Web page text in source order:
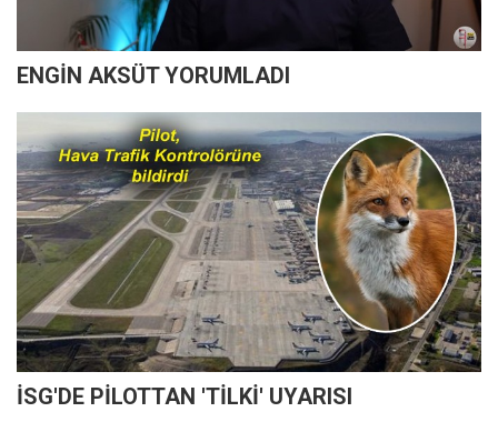
ENGİN AKSÜT YORUMLADI
İSG'DE PİLOTTAN 'TİLKİ' UYARISI